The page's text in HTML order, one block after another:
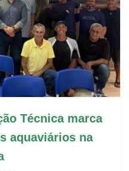
Técnica marca
aquaviários na